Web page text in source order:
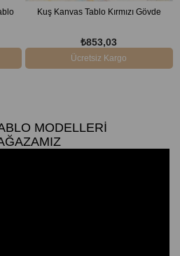
Kuş Kanvas Tablo Kırmızı Gövde
₺853,03
Ücretsiz Kargo
MODELLERI